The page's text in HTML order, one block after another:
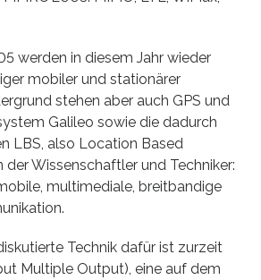
werden in diesem Jahr wieder
mobiler und stationärer
stehen aber auch GPS und
Galileo sowie die dadurch
LBS, also Location Based
der Wissenschaftler und Techniker:
multimediale, breitbandige
Technik dafür ist zurzeit
Multiple Output), eine auf dem